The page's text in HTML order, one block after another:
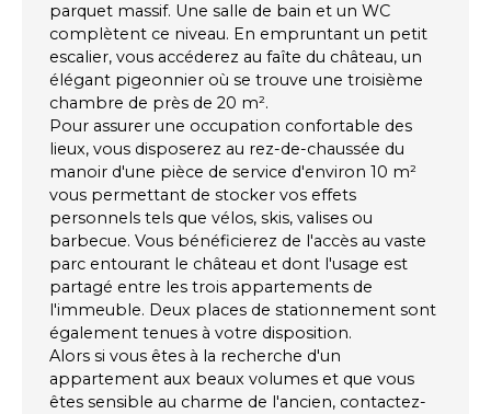
parquet massif. Une salle de bain et un WC
complètent ce niveau. En empruntant un petit
escalier, vous accéderez au faîte du château, un
élégant pigeonnier où se trouve une troisième
chambre de près de 20 m².
Pour assurer une occupation confortable des
lieux, vous disposerez au rez-de-chaussée du
manoir d'une pièce de service d'environ 10 m²
vous permettant de stocker vos effets
personnels tels que vélos, skis, valises ou
barbecue. Vous bénéficierez de l'accès au vaste
parc entourant le château et dont l'usage est
partagé entre les trois appartements de
l'immeuble. Deux places de stationnement sont
également tenues à votre disposition.
Alors si vous êtes à la recherche d'un
appartement aux beaux volumes et que vous
êtes sensible au charme de l'ancien, contactez-